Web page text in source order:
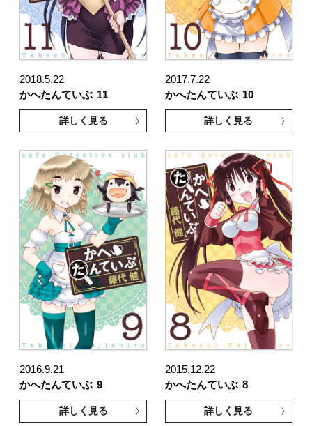
2018.5.22
かへたんていぶ 11
詳しく見る
2017.7.22
かへたんていぶ 10
詳しく見る
2016.9.21
かへたんていぶ 9
詳しく見る
2015.12.22
かへたんていぶ 8
詳しく見る